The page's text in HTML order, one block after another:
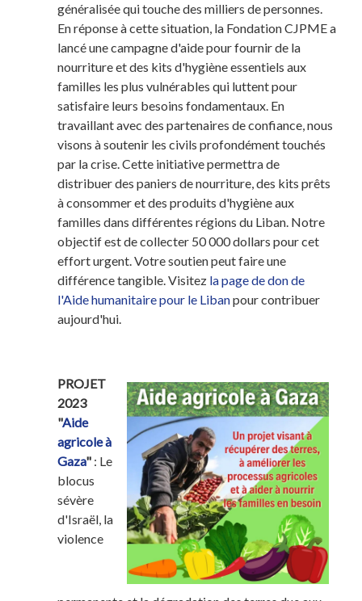
généralisée qui touche des milliers de personnes.
En réponse à cette situation, la Fondation CJPME a
lancé une campagne d'aide pour fournir de la
nourriture et des kits d'hygiène essentiels aux
familles les plus vulnérables qui luttent pour
satisfaire leurs besoins fondamentaux. En
travaillant avec des partenaires de confiance, nous
visons à soutenir les civils profondément touchés
par la crise. Cette initiative permettra de
distribuer des paniers de nourriture, des kits prêts
à consommer et des produits d'hygiène aux
familles dans différentes régions du Liban. Notre
objectif est de collecter 50 000 dollars pour cet
effort urgent. Votre soutien peut faire une
différence tangible. Visitez la page de don de
l'Aide humanitaire pour le Libanpour contribuer
aujourd'hui.
PROJET
2023
"Aide
agricole à
Gaza" : Le
blocus
sévère
d'Israël, la
violence